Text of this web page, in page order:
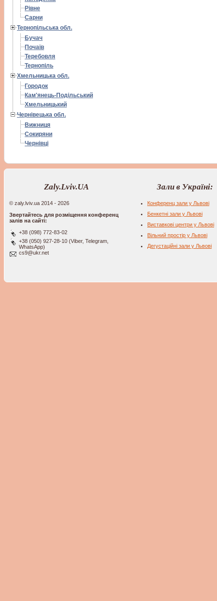
Рівне
Сарни
Тернопільська обл.
Бучач
Почаїв
Теребовля
Тернопіль
Хмельницька обл.
Городок
Кам'янець-Подільський
Хмельницький
Чернівецька обл.
Вижниця
Сокиряни
Чернівці
Zaly.Lviv.UA
© zaly.lviv.ua 2014 - 2026
Звертайтесь для розміщення конференц
залів на сайті:
+38 (098) 772-83-02
+38 (050) 927-28-10 (Viber, Telegram,
WhatsApp)
cs9@ukr.net
Зали в Україні:
Конференц зали у Львові
Бенкетні зали у Львові
Виставкові центри у Львові
Вільний простір у Львові
Дегустаційні зали у Львові